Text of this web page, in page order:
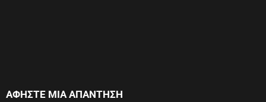
ΑΦΉΣΤΕ ΜΙΑ ΑΠΆΝΤΗΣΗ